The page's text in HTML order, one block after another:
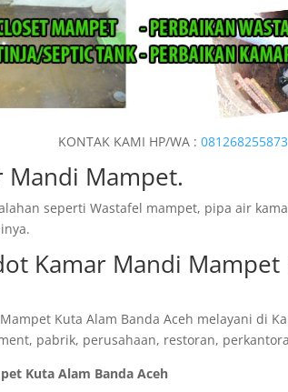
KONTAK KAMI HP/WA : 081268255873
Mandi Mampet.
seperti Wastafel mampet, pipa air
Kamar Mandi
Kuta Alam Banda Aceh melayani di
pabrik, perusahaan, restoran,
Kuta Alam Banda Aceh